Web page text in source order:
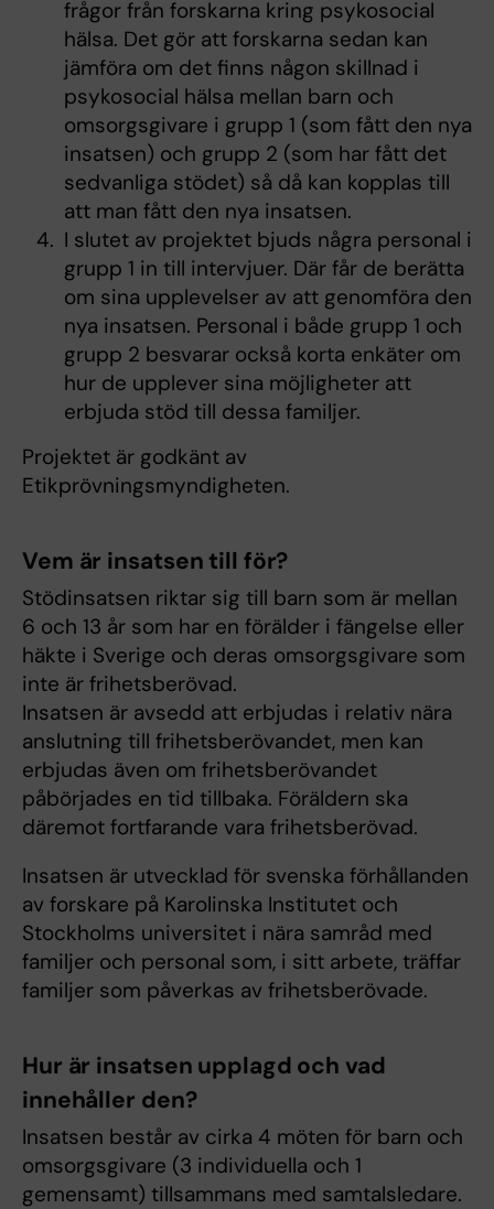
frågor från forskarna kring psykosocial
hälsa. Det gör att forskarna sedan kan
jämföra om det finns någon skillnad i
psykosocial hälsa mellan barn och
omsorgsgivare i grupp 1 (som fått den nya
insatsen) och grupp 2 (som har fått det
sedvanliga stödet) så då kan kopplas till
att man fått den nya insatsen.
I slutet av projektet bjuds några personal i
grupp 1 in till intervjuer. Där får de berätta
om sina upplevelser av att genomföra den
nya insatsen. Personal i både grupp 1 och
grupp 2 besvarar också korta enkäter om
hur de upplever sina möjligheter att
erbjuda stöd till dessa familjer.
Projektet är godkänt av
Etikprövningsmyndigheten.
Vem är insatsen till för?
Stödinsatsen riktar sig till barn som är mellan
6 och 13 år som har en förälder i fängelse eller
häkte i Sverige och deras omsorgsgivare som
inte är frihetsberövad.
Insatsen är avsedd att erbjudas i relativ nära
anslutning till frihetsberövandet, men kan
erbjudas även om frihetsberövandet
påbörjades en tid tillbaka. Föräldern ska
däremot fortfarande vara frihetsberövad.
Insatsen är utvecklad för svenska förhållanden
av forskare på Karolinska Institutet och
Stockholms universitet i nära samråd med
familjer och personal som, i sitt arbete, träffar
familjer som påverkas av frihetsberövade.
Hur är insatsen upplagd och vad
innehåller den?
Insatsen består av cirka 4 möten för barn och
omsorgsgivare (3 individuella och 1
gemensamt) tillsammans med samtalsledare.